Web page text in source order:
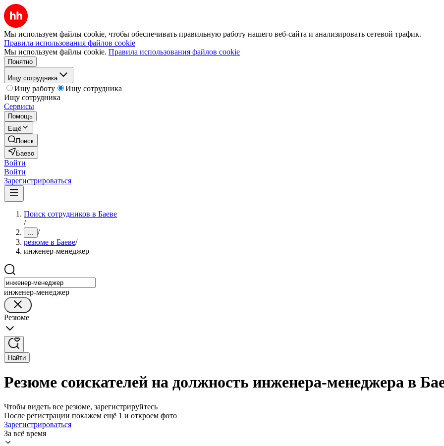
Мы используем файлы cookie, чтобы обеспечивать правильную работу нашего веб-сайта и анализировать сетевой трафик.
Правила использования файлов cookie
Мы используем файлы cookie. Правила использования файлов cookie
Понятно
Ищу сотрудника
Ищу работу
Ищу сотрудника
Ищу сотрудника
Сервисы
Помощь
Ещё
Поиск
Баево
Войти
Войти
Зарегистрироваться
Поиск сотрудников в Баеве
/
... /
резюме в Баеве/
инженер-менеджер
инженер-менеджер
Резюме
Найти
Резюме соискателей на должность инженера-менеджера в
Чтобы видеть все резюме, зарегистрируйтесь
После регистрации покажем ещё 1 и откроем фото
Зарегистрироваться
За всё время